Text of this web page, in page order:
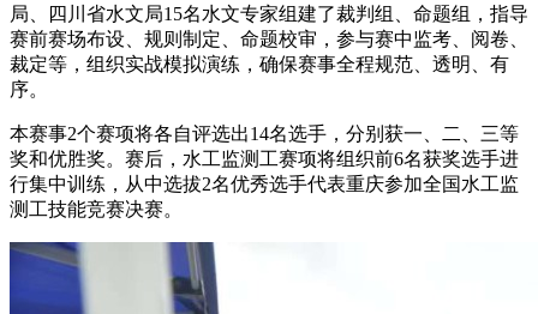
局、四川省水文局15名水文专家组建了裁判组、命题组，指导
赛前赛场布设、规则制定、命题校审，参与赛中监考、阅卷、
裁定等，组织实战模拟演练，确保赛事全程规范、透明、有
序。
本赛事2个赛项将各自评选出14名选手，分别获一、二、三等
奖和优胜奖。赛后，水工监测工赛项将组织前6名获奖选手进
行集中训练，从中选拔2名优秀选手代表重庆参加全国水工监
测工技能竞赛决赛。